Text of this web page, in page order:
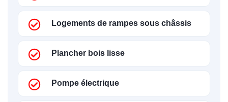
Logements de rampes sous châssis
Plancher bois lisse
Pompe électrique